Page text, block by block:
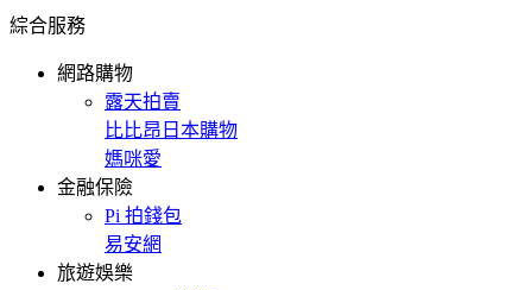
綜合服務
網路購物
露天拍賣
比比昂日本購物
媽咪愛
金融保險
Pi 拍錢包
易安網
旅遊娛樂